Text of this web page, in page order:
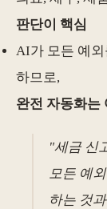
판단이 핵심
AI가 모든 예
하므로,
완전 자동화는
"세금 신
모든 예
하는 것